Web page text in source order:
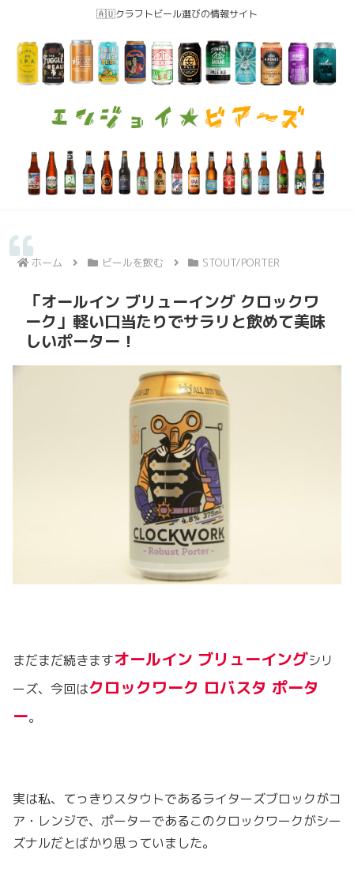
🇦🇺クラフトビール選びの情報サイト
ホーム ビールを飲む STOUT/PORTER
「オールイン ブリューイング クロックワ
ーク」軽い口当たりでサラリと飲めて美味
しいポーター！
まだまだ続きますオールイン ブリューイングシリ
ーズ、今回はクロックワーク ロバスタ ポータ
ー。
実は私、てっきりスタウトであるライターズブロックがコ
ア・レンジで、ポーターであるこのクロックワークがシー
ズナルだとばかり思っていました。